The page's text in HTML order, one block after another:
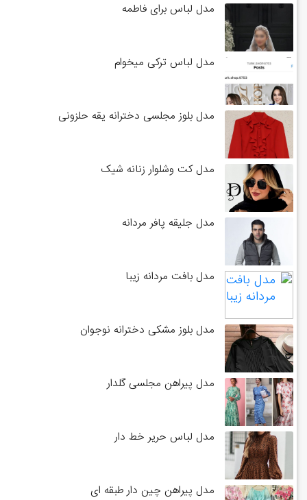
مدل لباس برای فاطمه
مدل لباس ترکی میخوام
مدل بلوز مجلسی دخترانه یقه حلزونی
مدل کت وشلوار زنانه شیک
مدل جلیقه پافر مردانه
مدل بافت مردانه زیبا
مدل بلوز مشکی دخترانه نوجوان
مدل پیراهن مجلسی گلدار
مدل لباس حریر خط دار
مدل پیراهن چین دار طبقه ای